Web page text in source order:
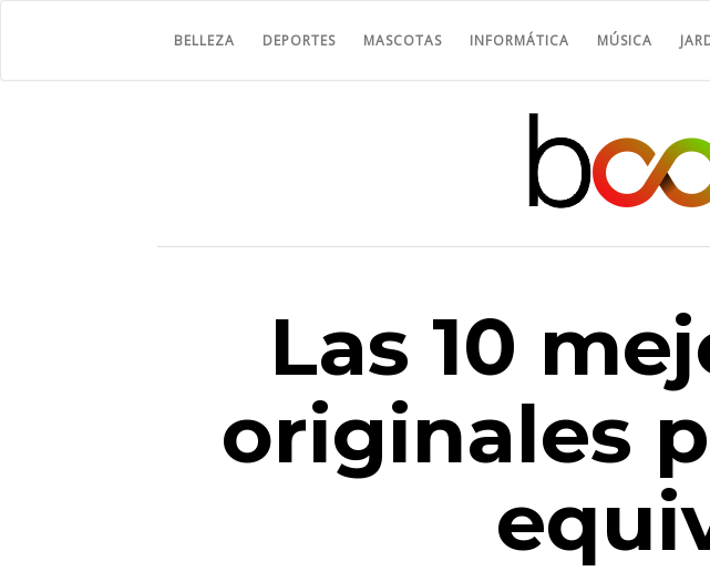
BELLEZA DEPORTES MASCOTAS INFORMÁTICA MÚSICA
Las 10
originales